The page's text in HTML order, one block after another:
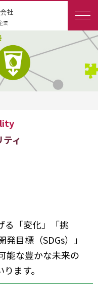
社
業
ィ
る「変化」「挑
発目標（SDGs）」
能な豊かな未来の
ます。